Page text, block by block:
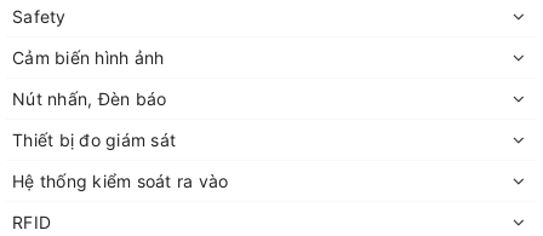
Safety
Cảm biến hình ảnh
Nút nhấn, Đèn báo
Thiết bị đo giám sát
Hệ thống kiểm soát ra vào
RFID